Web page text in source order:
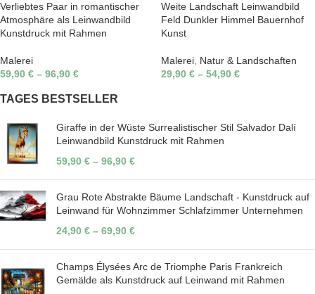
Verliebtes Paar in romantischer
Atmosphäre als Leinwandbild
Kunstdruck mit Rahmen
Malerei
59,90 € – 96,90 €
Weite Landschaft Leinwandbild
Feld Dunkler Himmel Bauernhof
Kunst
Malerei Natur & Landschaften
29,90 € – 54,90 €
TAGES BESTSELLER
Giraffe in der Wüste Surrealistischer Stil Salvador Dalí
Leinwandbild Kunstdruck mit Rahmen
59,90 € – 96,90 €
Grau Rote Abstrakte Bäume Landschaft - Kunstdruck auf
Leinwand für Wohnzimmer Schlafzimmer Unternehmen
24,90 € – 69,90 €
Champs Élysées Arc de Triomphe Paris Frankreich
Gemälde als Kunstdruck auf Leinwand mit Rahmen